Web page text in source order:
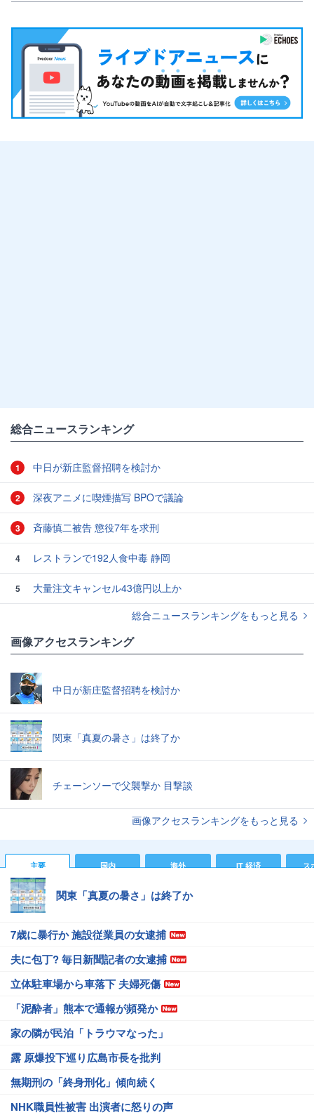
総合ニュースランキング
1 中日が新庄監督招聘を検討か
2 深夜アニメに喫煙描写 BPOで議論
3 斉藤慎二被告 懲役7年を求刑
4 レストランで192人食中毒 静岡
5
大量注文キャンセル43億円以上か
総合ニュースランキングをもっと見る
画像アクセスランキング
中日が新庄監督招聘を検討か
関東「真夏の暑さ」は終了か
チェーンソーで父襲撃か 目撃談
画像アクセスランキングをもっと見る
主要 国内 海外 IT 経済 ス
関東「真夏の暑さ」は終了か
7歳に暴行か 施設従業員の女逮捕
夫に包丁? 毎日新聞記者の女逮捕
立体駐車場から車落下 夫婦死傷
「泥酔者」熊本で通報が頻発か
家の隣が民泊「トラウマなった」
露 原爆投下巡り広島市長を批判
無期刑の「終身刑化」傾向続く
NHK職員性被害 出演者に怒りの声